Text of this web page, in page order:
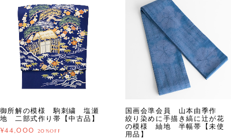
御所解の模様 駒刺繍 塩瀬
地 二部式作り帯【中古品】
¥44,000 20%OFF
国画会準会員 山本由季作
絞り染めに手描き縞に辻が花
の模様 紬地 半幅帯【未使
用品】